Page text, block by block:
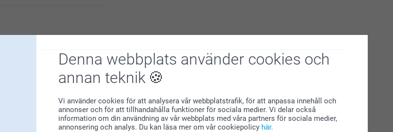
Denna webbplats använder cookies och
annan teknik
Vi använder cookies för att analysera vår webbplatstrafik, för att anpassa innehåll och
annonser och för att tillhandahålla funktioner för sociala medier. Vi delar också
information om din användning av vår webbplats med våra partners för sociala medier,
annonsering och analys. Du kan läsa mer om vår cookiepolicy här.
du är nöjd med matskålen.